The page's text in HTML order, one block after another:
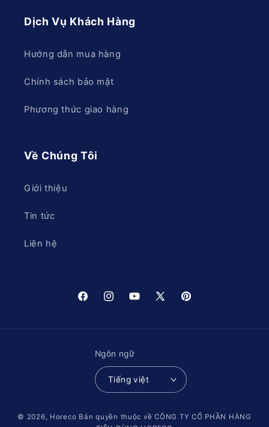
Dịch Vụ Khách Hàng
Hướng dẫn mua hàng
Chính sách bảo mật
Phương thức giao hàng
Về Chúng Tôi
Giới thiệu
Tin tức
Liên hệ
FacebookInstagramYouTube
X
Pinterest
Ngôn ngữ
Tiếng việt
© 2026, Horeco Bản quyền thuộc về CÔNG TY CỔ PHẦN HÀNG